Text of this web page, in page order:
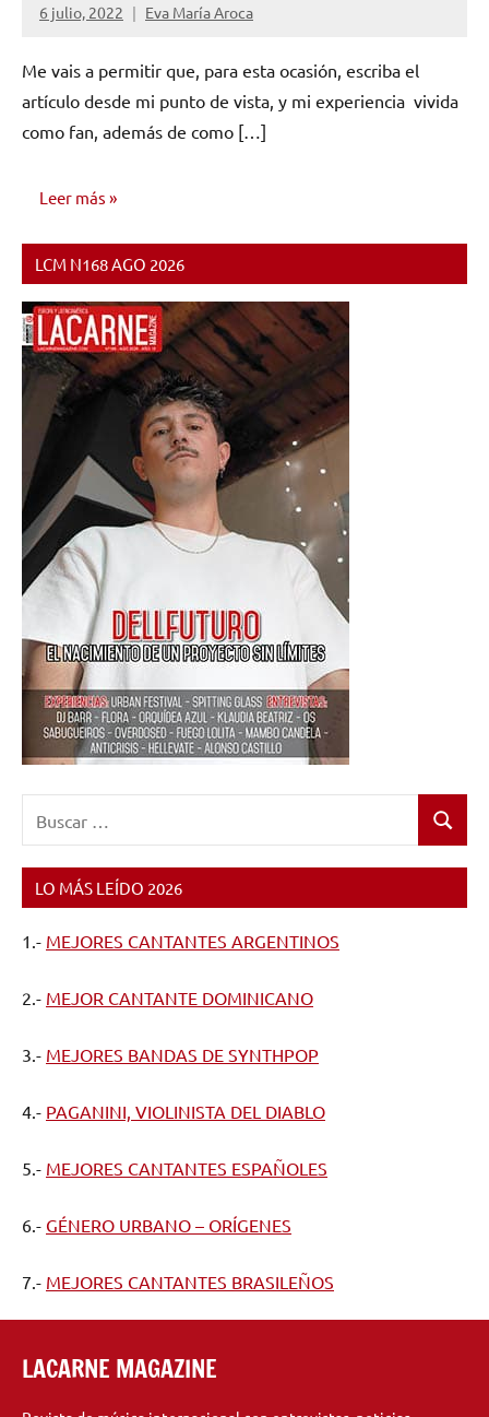
6 julio, 2022 Eva María Aroca
No
comentarios
Me vais a permitir que, para esta ocasión, escriba el
artículo desde mi punto de vista, y mi experiencia vivida
como fan, además de como […]
Leer más
OPINIÓN
LCM N168 AGO 2026
Buscar
LO MÁS LEÍDO 2026
1.- MEJORES CANTANTES ARGENTINOS
2.- MEJOR CANTANTE DOMINICANO
3.- MEJORES BANDAS DE SYNTHPOP
4.- PAGANINI, VIOLINISTA DEL DIABLO
5.- MEJORES CANTANTES ESPAÑOLES
6.- GÉNERO URBANO – ORÍGENES
7.- MEJORES CANTANTES BRASILEÑOS
LACARNE MAGAZINE